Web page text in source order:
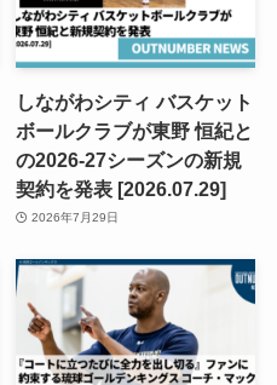
しながわシティ バスケット
ボールクラブが東野 恒紀と
の2026-27シーズンの新規
契約を発表 [2026.07.29]
2026年7月29日